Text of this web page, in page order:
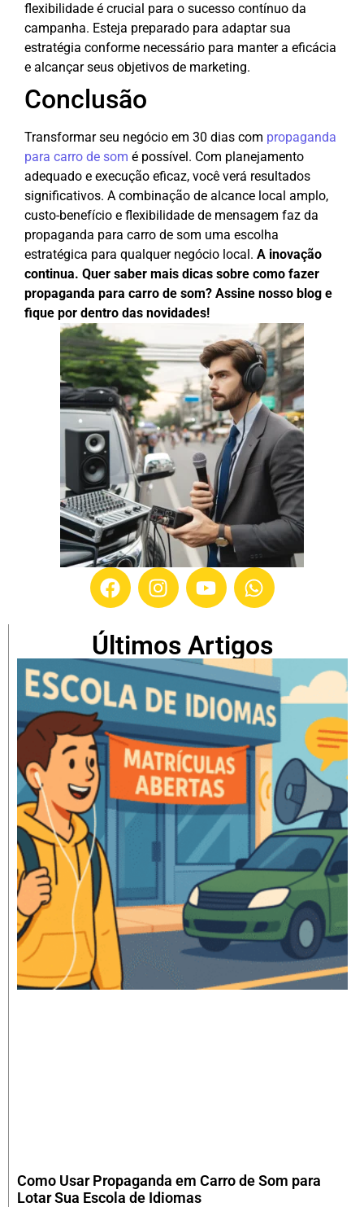
flexibilidade é crucial para o sucesso contínuo da
campanha. Esteja preparado para adaptar sua
estratégia conforme necessário para manter a eficácia
e alcançar seus objetivos de marketing.
Conclusão
Transformar seu negócio em 30 dias com propaganda
para carro de som é possível. Com planejamento
adequado e execução eficaz, você verá resultados
significativos. A combinação de alcance local amplo,
custo-benefício e flexibilidade de mensagem faz da
propaganda para carro de som uma escolha
estratégica para qualquer negócio local. A inovação
continua. Quer saber mais dicas sobre como fazer
propaganda para carro de som? Assine nosso blog e
fique por dentro das novidades!
Últimos Artigos
Como Usar Propaganda em Carro de Som para
Lotar Sua Escola de Idiomas